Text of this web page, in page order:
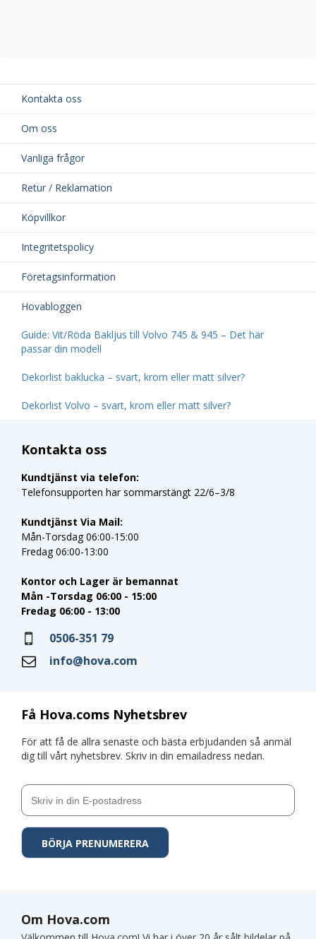
Kontakta oss
Om oss
Vanliga frågor
Retur / Reklamation
Köpvillkor
Integritetspolicy
Företagsinformation
Hovabloggen
Guide: Vit/Röda Bakljus till Volvo 745 & 945 – Det här
passar din modell
Dekorlist baklucka – svart, krom eller matt silver?
Dekorlist Volvo – svart, krom eller matt silver?
Få Hova.coms Nyhetsbrev
För att få de allra senaste och bästa erbjudanden så anmäl
dig till vårt nyhetsbrev. Skriv in din emailadress nedan.
Kontakta oss
Kundtjänst via telefon:
Telefonsupporten har sommarstängt 22/6–3/8
Kundtjänst Via Mail:
Mån-Torsdag 06:00-15:00
Fredag 06:00-13:00
Kontor och Lager är bemannat
Mån -Torsdag 06:00 - 15:00
Fredag 06:00 - 13:00
0506-351 79
info@hova.com
Om Hova.com